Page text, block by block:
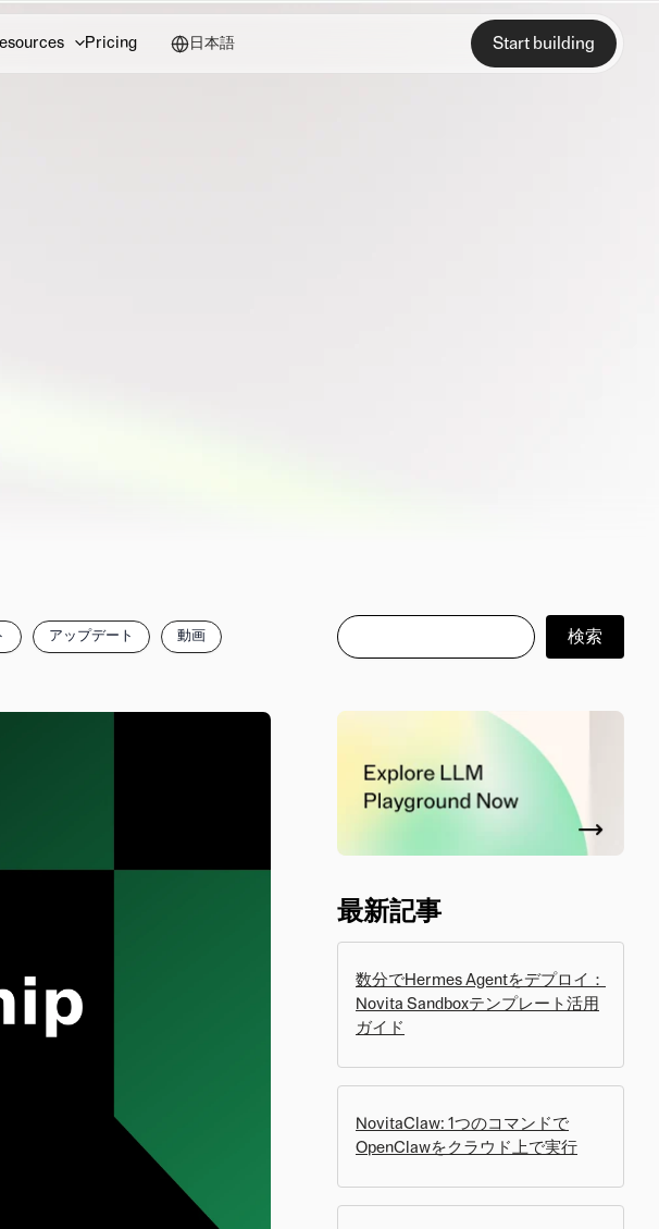
Pricing 日本語 Start building
アップデート 動画
検索
検索
最新記事
数分でHermes Agentをデプロイ：
Novita Sandboxテンプレート活用
ガイド
NovitaClaw: 1つのコマンドで
OpenClawをクラウド上で実行